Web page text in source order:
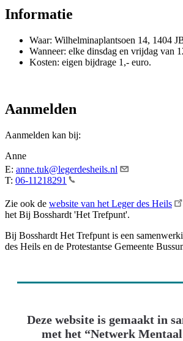
Informatie
Waar: Wilhelminaplantsoen 14, 1404
Wanneer: elke dinsdag en vrijdag van
Kosten: eigen bijdrage 1,- euro.
Aanmelden
Aanmelden kan bij:
Anne
E: anne.tuk@legerdesheils.nl
T: 06-11218291
Zie ook de website van het Leger des Heils
het Bij Bosshardt 'Het Trefpunt'.
Bij Bosshardt Het Trefpunt is een
des Heils en de Protestantse Gemeente
Deze website is gemaakt in
met het “Netwerk